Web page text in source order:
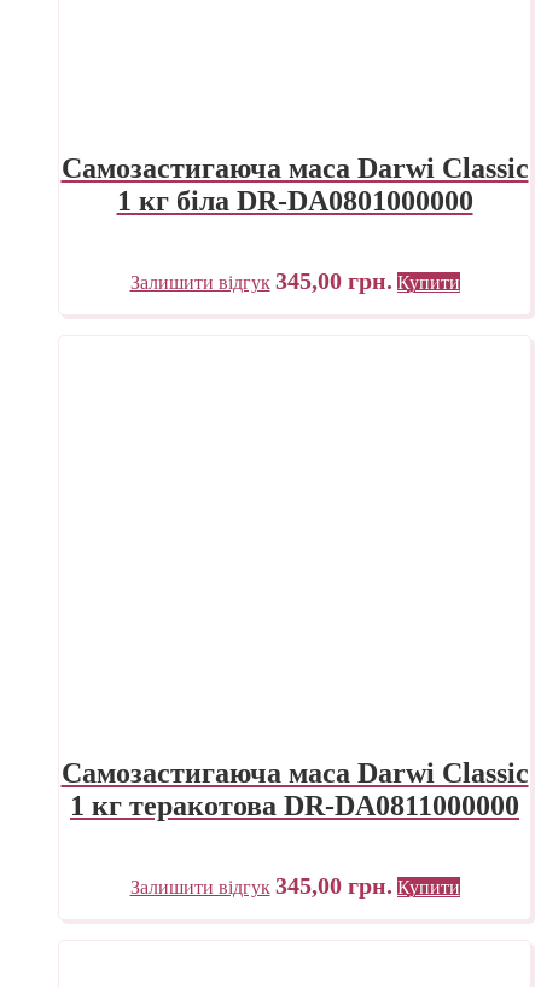
Самозастигаюча маса Darwi Classic
1 кг біла DR-DA0801000000
Залишити відгук 345,00 грн. Купити
Самозастигаюча маса Darwi Classic
1 кг теракотова DR-DA0811000000
Залишити відгук 345,00 грн. Купити